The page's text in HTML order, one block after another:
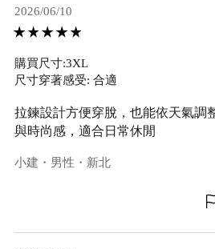
2026/06/10
購買尺寸:3XL
尺寸穿著感受: 合適
拉鍊設計方便穿脫，也能依天氣調
與時尚感，適合日常休閒
小建・男性・新北